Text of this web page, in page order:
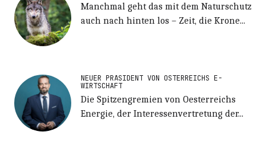
Manchmal geht das mit dem Naturschutz
auch nach hinten los – Zeit, die Krone...
NEUER PRÄSIDENT VON ÖSTERREICHS E-
WIRTSCHAFT
Die Spitzengremien von Oesterreichs
Energie, der Interessenvertretung der...